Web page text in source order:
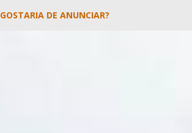
GOSTARIA DE ANUNCIAR?